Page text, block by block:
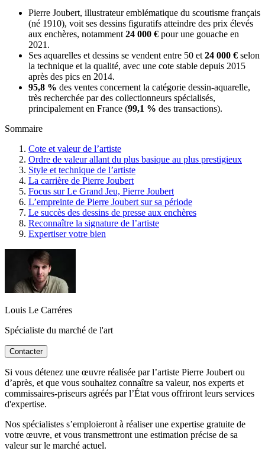
Pierre Joubert, illustrateur emblématique du scoutisme français
(né 1910), voit ses dessins figuratifs atteindre des prix élevés
aux enchères, notamment 24 000 € pour une gouache en
2021.
Ses aquarelles et dessins se vendent entre 50 et 24 000 € selon
la technique et la qualité, avec une cote stable depuis 2015
après des pics en 2014.
95,8 % des ventes concernent la catégorie dessin-aquarelle,
très recherchée par des collectionneurs spécialisés,
principalement en France (99,1 % des transactions).
Sommaire
Cote et valeur de l’artiste
Ordre de valeur allant du plus basique au plus prestigieux
Style et technique de l’artiste
La carrière de Pierre Joubert
Focus sur Le Grand Jeu, Pierre Joubert
L’empreinte de Pierre Joubert sur sa période
Le succès des dessins de presse aux enchères
Reconnaître la signature de l’artiste
Expertiser votre bien
Louis Le Carréres
Spécialiste du marché de l'art
Contacter
Si vous détenez une œuvre réalisée par l’artiste Pierre Joubert ou
d’après, et que vous souhaitez connaître sa valeur, nos experts et
commissaires-priseurs agréés par l’État vous offriront leurs services
d'expertise.
Nos spécialistes s’emploieront à réaliser une expertise gratuite de
votre œuvre, et vous transmettront une estimation précise de sa
valeur sur le marché actuel.